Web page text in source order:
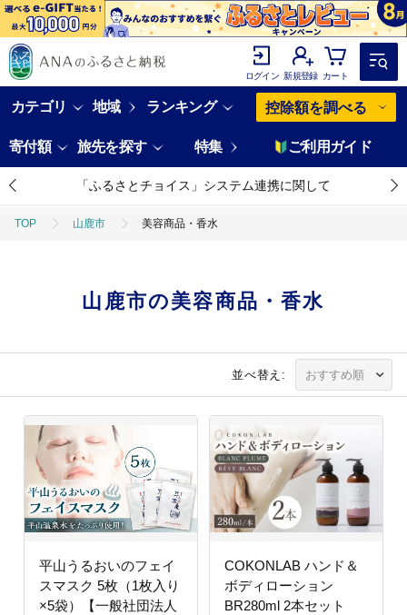
ログイン 新規登録 カート
カテゴリ 地域 ランキング 控除額を調べる
寄付額 旅先を探す 特集 ご利用ガイド
「ふるさとチョイス」システム連携に関して
TOP 山鹿市 美容商品・香水
山鹿市の美容商品・香水
並べ替え:
平山うるおいのフェイ
スマスク 5枚（1枚入り
×5袋）【一般社団法人
COKONLAB ハンド＆
ボディローション
BR280ml 2本セット